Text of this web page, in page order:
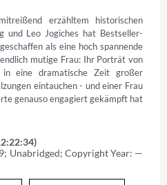
erzähltem historischen
und Leo Jogiches hat Bestseller-
als eine hoch spannende
mutige Frau: Ihr Porträt von
eine dramatische Zeit großer
eintauchen - und einer Frau
genauso engagiert gekämpft hat
Unabridged; Copyright Year: —